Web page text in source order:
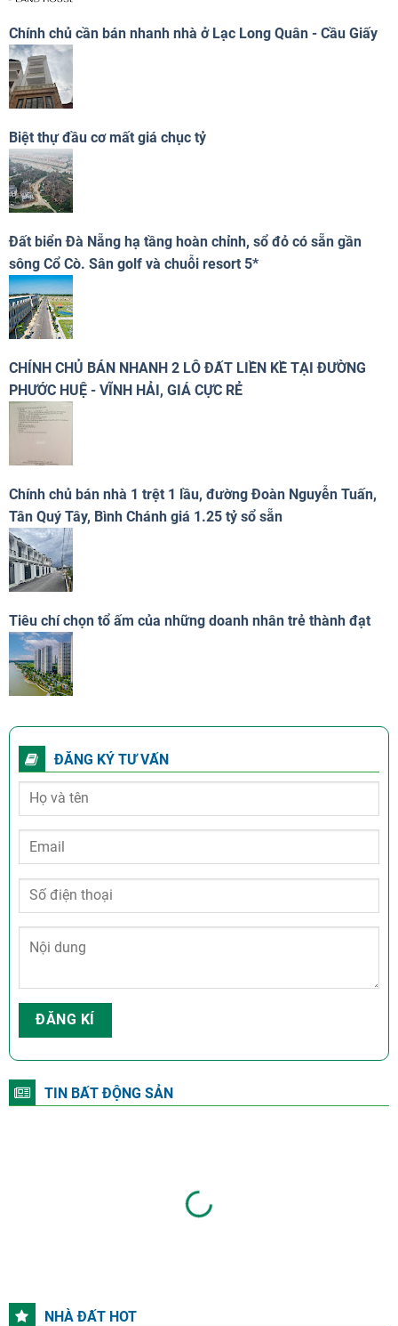
Chính chủ cần bán nhanh nhà ở Lạc Long Quân - Cầu Giấy
Biệt thự đầu cơ mất giá chục tỷ
Đất biển Đà Nẵng hạ tầng hoàn chỉnh, sổ đỏ có sẵn gần
sông Cổ Cò. Sân golf và chuỗi resort 5*
CHÍNH CHỦ BÁN NHANH 2 LÔ ĐẤT LIỀN KỀ TẠI ĐƯỜNG
PHƯỚC HUỆ - VĨNH HẢI, GIÁ CỰC RẺ
Chính chủ bán nhà 1 trệt 1 lầu, đường Đoàn Nguyễn Tuấn,
Tân Quý Tây, Bình Chánh giá 1.25 tỷ sổ sẵn
Tiêu chí chọn tổ ấm của những doanh nhân trẻ thành đạt
ĐĂNG KÝ TƯ VẤN
TIN BẤT ĐỘNG SẢN
NHÀ ĐẤT HOT